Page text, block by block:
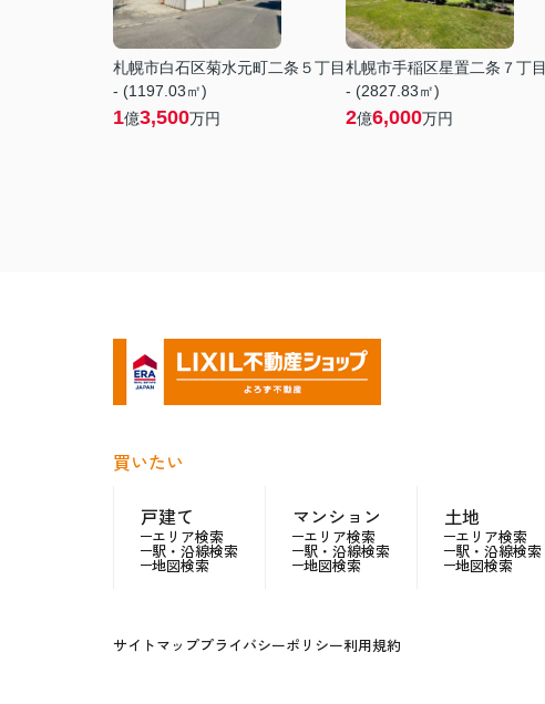
札幌市白石区菊水元町二条５丁目
- (1197.03㎡)
1億3,500万円
札幌市手稲区星置二条７丁目
- (2827.83㎡)
2億6,000万円
買いたい
戸建て
エリア検索
駅・沿線検索
地図検索
マンション
エリア検索
駅・沿線検索
地図検索
土地
エリア検索
駅・沿線検索
地図検索
サイトマッププライバシーポリシー利用規約